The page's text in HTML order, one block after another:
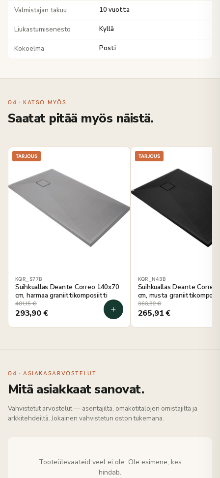
Valmistajan takuu 10 vuotta
Liukastumisenesto Kyllä
Kokoelma Posti
04 · KATSO MYÖS
Saatat pitää myös näistä.
TARJOUS
KQR_S77B
Suihkuallas Deante Correo 140x70
cm, harmaa graniittikomposiitti
401,15€
293,90€
TARJOUS
KQR_N43B
Suihkuallas Deante Correo
cm, musta
363,82€
265,91€
04 · ASIAKASARVOSTELUT
Mitä asiakkaat sanovat.
Vahvistetut arvostelut — asentajilta, omakotitalojen omistajilta ja
arkkitehdeiltä. Jokainen vahvistetun oston tukemana.
Tooteülevaateid veel ei ole. Ole esimene, kes
hindab.